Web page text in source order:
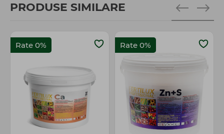
PRODUSE SIMILARE
Rate 0% Rate 0%